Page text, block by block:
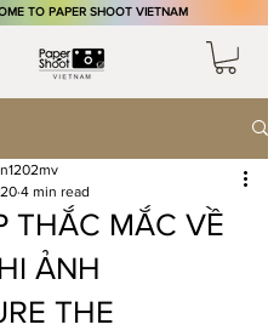
TO PAPER SHOOT VIETNAM
THẮC MẮC VỀ
ẢNH
THE
4 min read